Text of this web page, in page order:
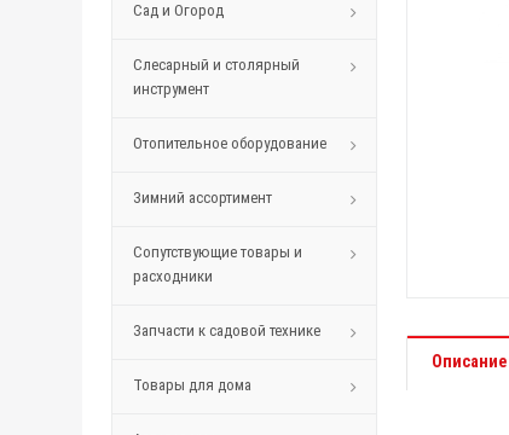
Сад и Огород
Слесарный и столярный
инструмент
Отопительное оборудование
Зимний ассортимент
Сопутствующие товары и
расходники
Запчасти к садовой технике
Товары для дома
Описание